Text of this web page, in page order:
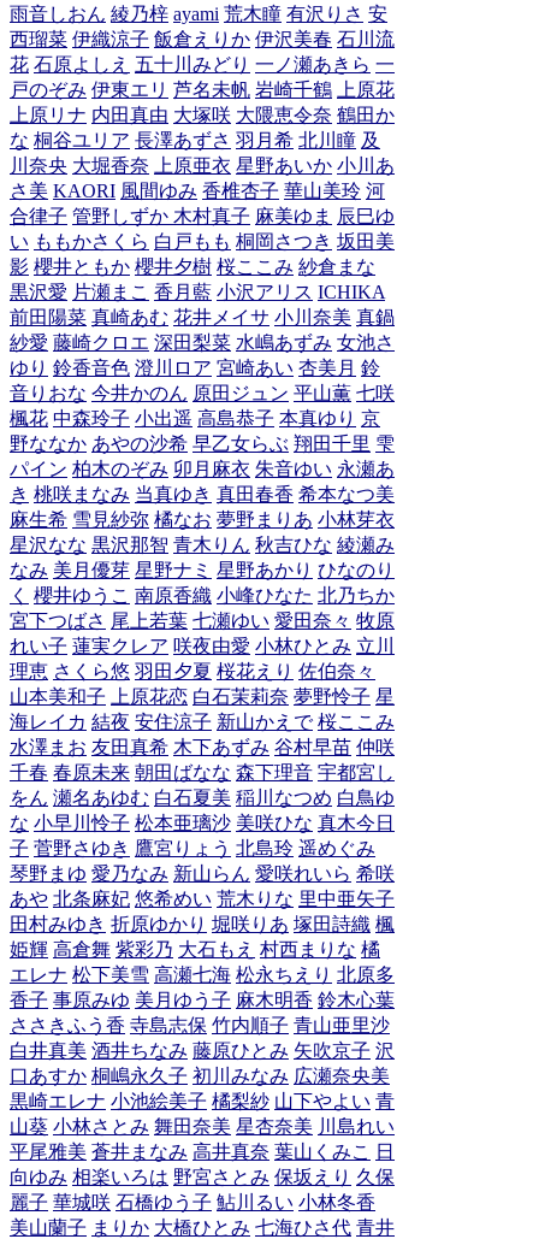
雨音しおん 綾乃梓 ayami 荒木瞳 有沢りさ 安
西瑠菜 伊織涼子 飯倉えりか 伊沢美春 石川流
花 石原よしえ 五十川みどり 一ノ瀬あきら 一
戸のぞみ 伊東エリ 芦名未帆 岩崎千鶴
上原花
上原リナ 内田真由 大塚咲 大隈恵令奈 鶴田か
な 桐谷ユリア 長澤あずさ 羽月希 北川瞳 及
川奈央 大堀香奈 上原亜衣 星野あいか 小川あ
さ美 KAORI 風間ゆみ 香椎杏子 華山美玲 河
合律子 管野しずか 木村真子 麻美ゆま 辰巳ゆ
い ももかさくら 白戸もも 桐岡さつき 坂田美
影 櫻井ともか 櫻井夕樹 桜ここみ 紗倉まな
黒沢愛 片瀬まこ 香月藍 小沢アリス ICHIKA
前田陽菜 真崎あむ 花井メイサ 小川奈美 真鍋
紗愛 藤崎クロエ 深田梨菜 水嶋あずみ 女池さ
ゆり 鈴香音色 澄川ロア 宮崎あい 杏美月 鈴
音りおな 今井かのん 原田ジュン 平山薫 七咲
楓花 中森玲子 小出遥 高島恭子 本真ゆり 京
野ななか あやの沙希 早乙女らぶ 翔田千里 雫
パイン 柏木のぞみ 卯月麻衣 朱音ゆい 永瀬あ
き 桃咲まなみ 当真ゆき 真田春香 希本なつ美
麻生希 雪見紗弥 橘なお 夢野まりあ 小林芽衣
星沢なな 黒沢那智 青木りん 秋吉ひな 綾瀬み
なみ 美月優芽 星野ナミ 星野あかり ひなのり
く 櫻井ゆうこ 南原香織 小峰ひなた 北乃ちか
宮下つばさ 尾上若葉 七瀬ゆい 愛田奈々 牧原
れい子 蓮実クレア 咲夜由愛 小林ひとみ 立川
理恵 さくら悠 羽田夕夏 桜花えり 佐伯奈々
山本美和子
上原花恋 白石茉莉奈 夢野怜子 星
海レイカ 結夜 安住涼子 新山かえで 桜ここみ
水澤まお 友田真希 木下あずみ 谷村早苗 仲咲
千春 春原未来 朝田ばなな 森下理音 宇都宮し
をん 瀬名あゆむ 白石夏美 稲川なつめ 白鳥ゆ
な 小早川怜子 松本亜璃沙 美咲ひな 真木今日
子 菅野さゆき 鷹宮りょう 北島玲 遥めぐみ
琴野まゆ 愛乃なみ 新山らん 愛咲れいら 希咲
あや 北条麻妃 悠希めい 荒木りな 里中亜矢子
田村みゆき 折原ゆかり 堀咲りあ 塚田詩織 楓
姫輝 高倉舞 紫彩乃 大石もえ 村西まりな 橘
エレナ 松下美雪 高瀬七海 松永ちえり 北原多
香子 事原みゆ 美月ゆう子 麻木明香 鈴木心葉
ささきふう香 寺島志保 竹内順子 青山亜里沙
白井真美 酒井ちなみ 藤原ひとみ 矢吹京子 沢
口あすか 桐嶋永久子 初川みなみ 広瀬奈央美
黒崎エレナ 小池絵美子 橘梨紗 山下やよい 青
山葵 小林さとみ 舞田奈美 星杏奈美 川島れい
平尾雅美 蒼井まなみ 高井真奈 葉山くみこ
日
向ゆみ 相楽いろは 野宮さとみ 保坂えり 久保
麗子 華城咲 石橋ゆう子 鮎川るい 小林冬香
美山蘭子 まりか 大橋ひとみ 七海ひさ代 青井